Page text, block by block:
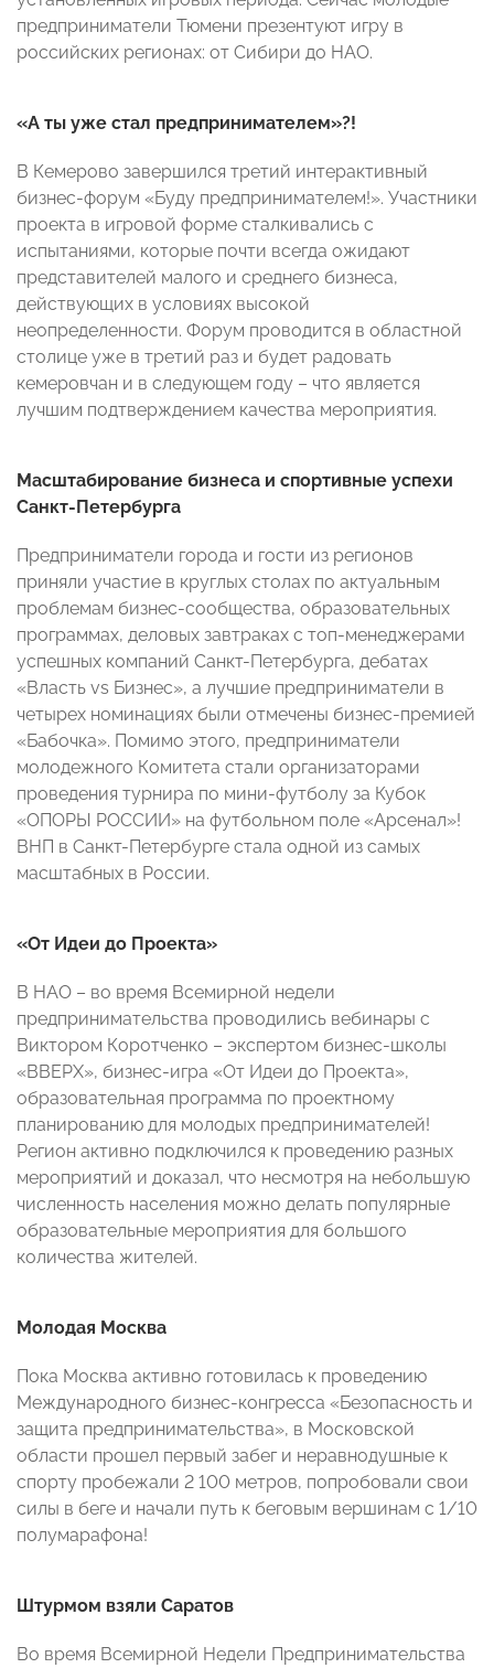
предприниматели Тюмени презентуют игру в
российских регионах: от Сибири до НАО.
«А ты уже стал предпринимателем»?!
В Кемерово завершился третий интерактивный
бизнес-форум «Буду предпринимателем!». Участники
проекта в игровой форме сталкивались с
испытаниями, которые почти всегда ожидают
представителей малого и среднего бизнеса,
действующих в условиях высокой
неопределенности. Форум проводится в областной
столице уже в третий раз и будет радовать
кемеровчан и в следующем году – что является
лучшим подтверждением качества мероприятия.
Масштабирование бизнеса и спортивные успехи
Санкт-Петербурга
Предприниматели города и гости из регионов
приняли участие в круглых столах по актуальным
проблемам бизнес-сообщества, образовательных
программах, деловых завтраках с топ-менеджерами
успешных компаний Санкт-Петербурга, дебатах
«Власть vs Бизнес», а лучшие предприниматели в
четырех номинациях были отмечены бизнес-премией
«Бабочка». Помимо этого, предприниматели
молодежного Комитета стали организаторами
проведения турнира по мини-футболу за Кубок
«ОПОРЫ РОССИИ» на футбольном поле «Арсенал»!
ВНП в Санкт-Петербурге стала одной из самых
масштабных в России.
«От Идеи до Проекта»
В НАО – во время Всемирной недели
предпринимательства проводились вебинары с
Виктором Коротченко – экспертом бизнес-школы
«ВВЕРХ», бизнес-игра «От Идеи до Проекта»,
образовательная программа по проектному
планированию для молодых предпринимателей!
Регион активно подключился к проведению разных
мероприятий и доказал, что несмотря на небольшую
численность населения можно делать популярные
образовательные мероприятия для большого
количества жителей.
Молодая Москва
Пока Москва активно готовилась к проведению
Международного бизнес-конгресса «Безопасность и
защита предпринимательства», в Московской
области прошел первый забег и неравнодушные к
спорту пробежали 2 100 метров, попробовали свои
силы в беге и начали путь к беговым вершинам с 1/10
полумарафона!
Штурмом взяли Саратов
Во время Всемирной Недели Предпринимательства